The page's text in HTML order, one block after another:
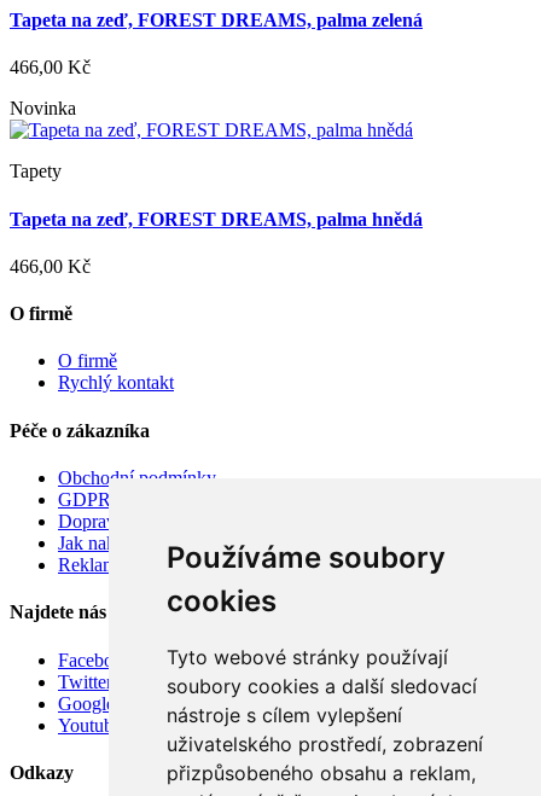
Používáme soubory
cookies
Tyto webové stránky používají
soubory cookies a další sledovací
nástroje s cílem vylepšení
uživatelského prostředí, zobrazení
přizpůsobeného obsahu a reklam,
Tapeta na zeď, FOREST DREAMS, palma zelená
466,00 Kč
Novinka
Tapety
Tapeta na zeď, FOREST DREAMS, palma hnědá
466,00 Kč
O firmě
O firmě
Rychlý kontakt
Péče o zákazníka
Obchodní podmínky
GDPR
Doprava
Jak nakupovat
Reklamace
Najdete nás
Facebook
Twitter
Google
Youtube
Odkazy